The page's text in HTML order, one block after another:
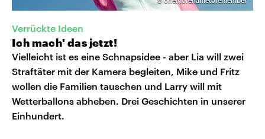
Verrückte Ideen
Ich mach' das jetzt!
Vielleicht ist es eine Schnapsidee - aber Lia will zwei
Straftäter mit der Kamera begleiten, Mike und Fritz
wollen die Familien tauschen und Larry will mit
Wetterballons abheben. Drei Geschichten in unserer
Einhundert.